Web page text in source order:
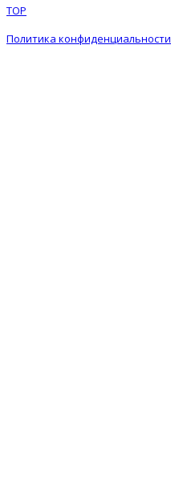
TOP
Политика конфиденциальности